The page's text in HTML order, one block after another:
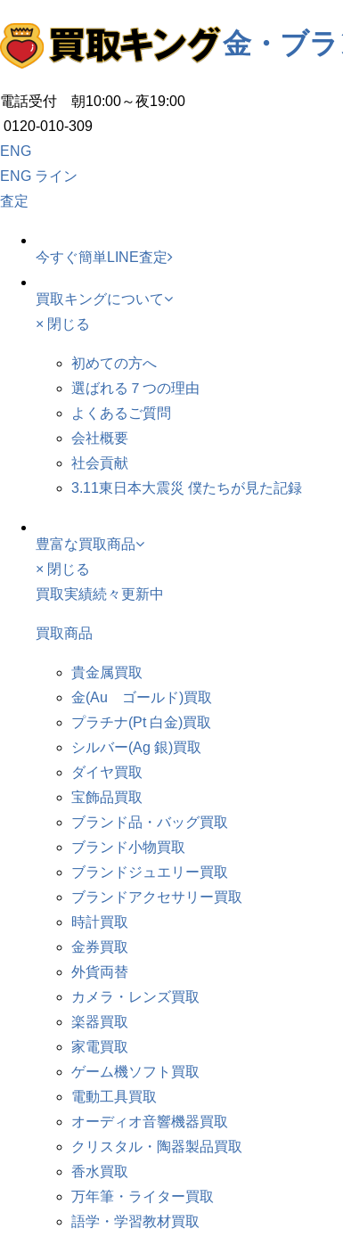
金・ブ
電話受付 朝10:00～夜19:00
0120-010-309
ENG
ENG ライン
査定
今すぐ簡単LINE査定
買取キングについて
× 閉じる
初めての方へ
選ばれる７つの理由
よくあるご質問
会社概要
社会貢献
3.11東日本大震災 僕たちが見た記録
豊富な買取商品
× 閉じる
買取実績続々更新中
買取商品
貴金属買取
金(Au ゴールド)買取
プラチナ(Pt 白金)買取
シルバー(Ag 銀)買取
ダイヤ買取
宝飾品買取
ブランド品・バッグ買取
ブランド小物買取
ブランドジュエリー買取
ブランドアクセサリー買取
時計買取
金券買取
外貨両替
カメラ・レンズ買取
楽器買取
家電買取
ゲーム機ソフト買取
電動工具買取
オーディオ音響機器買取
クリスタル・陶器製品買取
香水買取
万年筆・ライター買取
語学・学習教材買取